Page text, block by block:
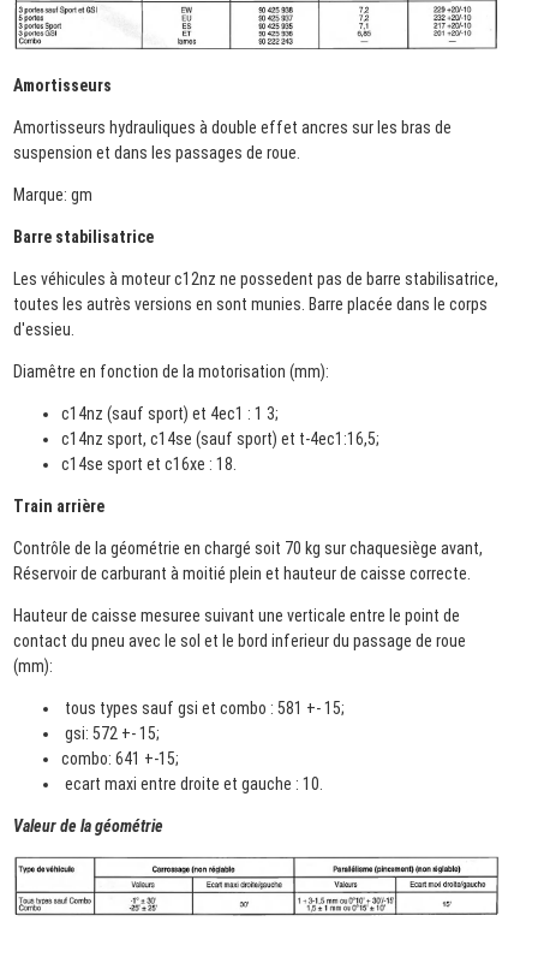
Amortisseurs
Amortisseurs hydrauliques à double effet ancres sur les bras de
suspension et dans les passages de roue.
Marque: gm
Barre stabilisatrice
Les véhicules à moteur c12nz ne possedent pas de barre stabilisatrice,
toutes les autrès versions en sont munies. Barre placée dans le corps
d'essieu.
Diamêtre en fonction de la motorisation (mm):
c14nz (sauf sport) et 4ec1 : 1 3;
c14nz sport, c14se (sauf sport) et t-4ec1:16,5;
c14se sport et c16xe : 18.
Train arrière
Contrôle de la géométrie en chargé soit 70 kg sur chaquesiège avant,
Réservoir de carburant à moitié plein et hauteur de caisse correcte.
Hauteur de caisse mesuree suivant une verticale entre le point de
contact du pneu avec le sol et le bord inferieur du passage de roue
(mm):
tous types sauf gsi et combo : 581 +- 15;
gsi: 572 +- 15;
combo: 641 +-15;
ecart maxi entre droite et gauche : 10.
Valeur de la géométrie